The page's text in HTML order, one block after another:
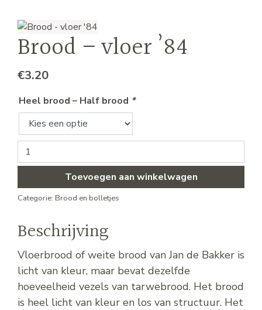
Brood – vloer ’84
€3.20
Heel brood – Half brood *
Brood - vloer '84 aantal
Toevoegen aan winkelwagen
Categorie: Brood en bolletjes
Beschrijving
Vloerbrood of weite brood van Jan de Bakker is
licht van kleur, maar bevat dezelfde
hoeveelheid vezels van tarwebrood. Het brood
is heel licht van kleur en los van structuur. Het